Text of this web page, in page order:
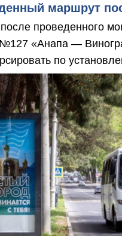
маршрут
проведенного
№127 «Анапа —
по